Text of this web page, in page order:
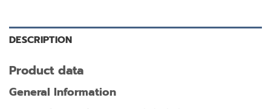
DESCRIPTION
Product data
General Information